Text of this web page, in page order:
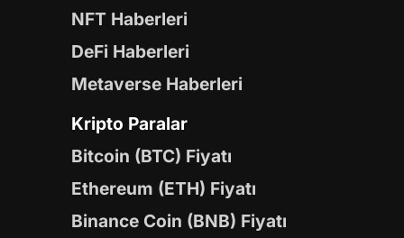
NFT Haberleri
DeFi Haberleri
Metaverse Haberleri
Kripto Paralar
Bitcoin (BTC) Fiyatı
Ethereum (ETH) Fiyatı
Binance Coin (BNB) Fiyatı